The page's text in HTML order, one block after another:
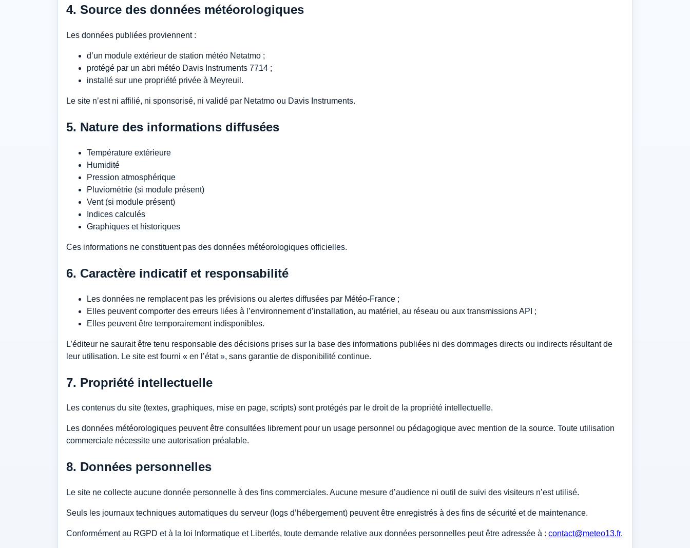
4. Source des données météorologiques
Les données publiées proviennent :
d’un module extérieur de station météo Netatmo ;
protégé par un abri météo Davis Instruments 7714 ;
installé sur une propriété privée à Meyreuil.
Le site n’est ni affilié, ni sponsorisé, ni validé par Netatmo ou Davis Instruments.
5. Nature des informations diffusées
Température extérieure
Humidité
Pression atmosphérique
Pluviométrie (si module présent)
Vent (si module présent)
Indices calculés
Graphiques et historiques
Ces informations ne constituent pas des données météorologiques officielles.
6. Caractère indicatif et responsabilité
Les données ne remplacent pas les prévisions ou alertes diffusées par Météo-France ;
Elles peuvent comporter des erreurs liées à l’environnement d’installation, au matériel, au réseau ou aux transmissions API ;
Elles peuvent être temporairement indisponibles.
L’éditeur ne saurait être tenu responsable des décisions prises sur la base des informations publiées ni des dommages directs ou indirects résultant de
leur utilisation. Le site est fourni « en l’état », sans garantie de disponibilité continue.
7. Propriété intellectuelle
Les contenus du site (textes, graphiques, mise en page, scripts) sont protégés par le droit de la propriété intellectuelle.
Les données météorologiques peuvent être consultées librement pour un usage personnel ou pédagogique avec mention de la source. Toute utilisation
commerciale nécessite une autorisation préalable.
8. Données personnelles
Le site ne collecte aucune donnée personnelle à des fins commerciales. Aucune mesure d’audience ni outil de suivi des visiteurs n’est utilisé.
Seuls les journaux techniques automatiques du serveur (logs d’hébergement) peuvent être enregistrés à des fins de sécurité et de maintenance.
Conformément au RGPD et à la loi Informatique et Libertés, toute demande relative aux données personnelles peut être adressée à : contact@meteo13.fr.